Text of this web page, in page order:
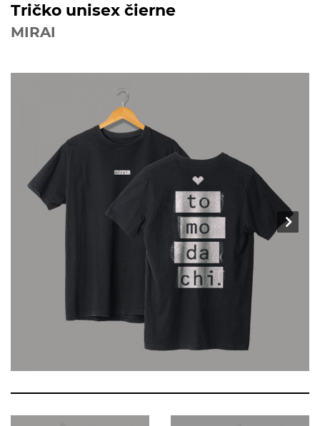
Tričko unisex čierne
MIRAI